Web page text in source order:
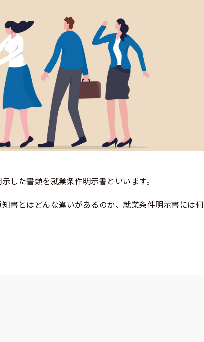
した書類を就業条件明示書といいます。
書とはどんな違いがあるのか、就業条件明示書には何